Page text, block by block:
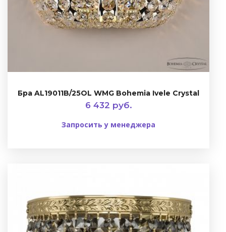
Бра AL19011B/25OL WMG Bohemia Ivele Crystal
6 432 руб.
Запросить у менеджера